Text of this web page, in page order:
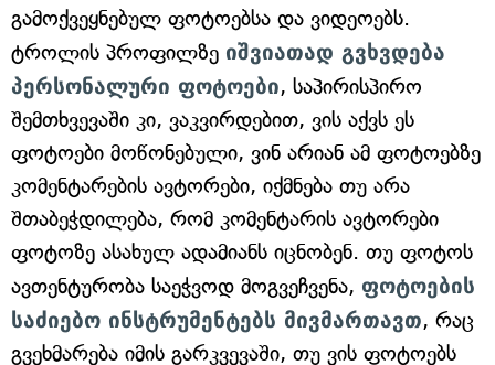
გამოქვეყნებულ ფოტოებსა და ვიდეოებს.
ტროლის პროფილზე იშვიათად გვხვდება
პერსონალური ფოტოები, საპირისპირო
შემთხვევაში კი, ვაკვირდებით, ვის აქვს ეს
ფოტოები მოწონებული, ვინ არიან ამ ფოტოებზე
კომენტარების ავტორები, იქმნება თუ არა
შთაბეჭდილება, რომ კომენტარის ავტორები
ფოტოზე ასახულ ადამიანს იცნობენ. თუ ფოტოს
ავთენტურობა საეჭვოდ მოგვეჩვენა, ფოტოების
საძიებო ინსტრუმენტებს მივმართავთ, რაც
გვეხმარება იმის გარკვევაში, თუ ვის ფოტოებს